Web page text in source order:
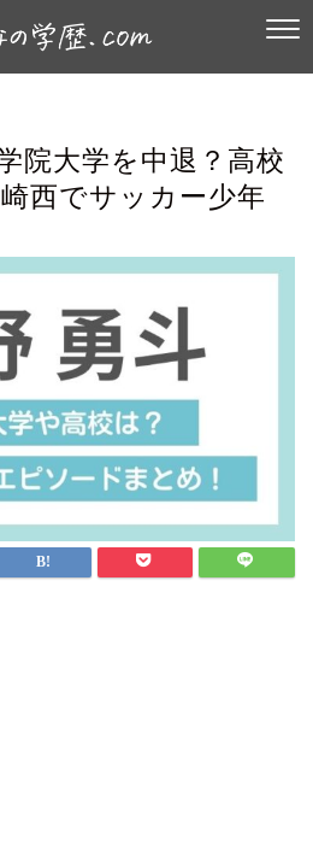
院大学を中退？高校
西でサッカー少年